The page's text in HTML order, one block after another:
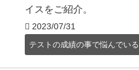
イスをご紹介。
2023/07/31
テストの成績の事で悩んでいる